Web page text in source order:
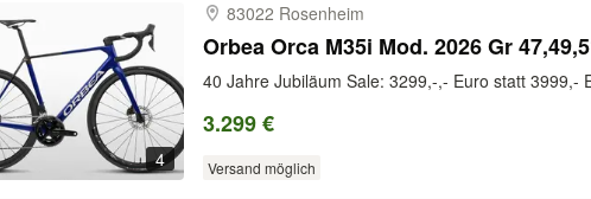
4
83022 Rosenheim
Orbea Orca M35i Mod. 2026 Gr
40 Jahre Jubiläum Sale: 3299,-,- Euro statt 3999,-
3.299 €
Versand möglich